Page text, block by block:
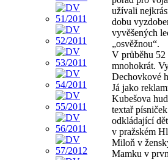
užívali
dobu
vyvěšených
„osvěžnou“.
V průběhu 52
mnohokrát.
Dechovkové
Já jako
Kubešova
textař
odkládající
v pražském
Miloň v
Mamku v